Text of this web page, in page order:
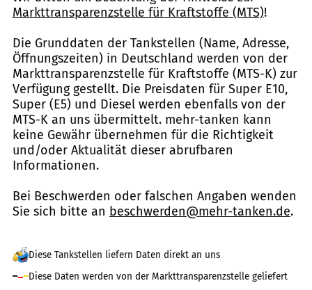
Markttransparenzstelle für Kraftstoffe (MTS)!
Die Grunddaten der Tankstellen (Name, Adresse,
Öffnungszeiten) in Deutschland werden von der
Markttransparenzstelle für Kraftstoffe (MTS-K) zur
Verfügung gestellt. Die Preisdaten für Super E10,
Super (E5) und Diesel werden ebenfalls von der
MTS-K an uns übermittelt. mehr-tanken kann
keine Gewähr übernehmen für die Richtigkeit
und/oder Aktualität dieser abrufbaren
Informationen.
Bei Beschwerden oder falschen Angaben wenden
Sie sich bitte an beschwerden@mehr-tanken.de.
Diese Tankstellen liefern Daten direkt an uns
Diese Daten werden von der Markttransparenzstelle geliefert